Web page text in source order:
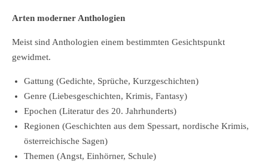
Arten moderner Anthologien
Meist sind Anthologien einem bestimmten Gesichtspunkt
gewidmet.
Gattung (Gedichte, Sprüche, Kurzgeschichten)
Genre (Liebesgeschichten, Krimis, Fantasy)
Epochen (Literatur des 20. Jahrhunderts)
Regionen (Geschichten aus dem Spessart, nordische Krimis,
österreichische Sagen)
Themen (Angst, Einhörner, Schule)